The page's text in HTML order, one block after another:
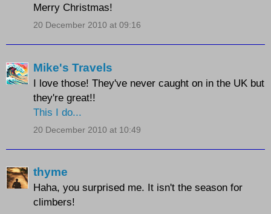
Merry Christmas!
20 December 2010 at 09:16
Mike's Travels
I love those! They've never caught on in the UK but
they're great!!
This I do...
20 December 2010 at 10:49
thyme
Haha, you surprised me. It isn't the season for
climbers!